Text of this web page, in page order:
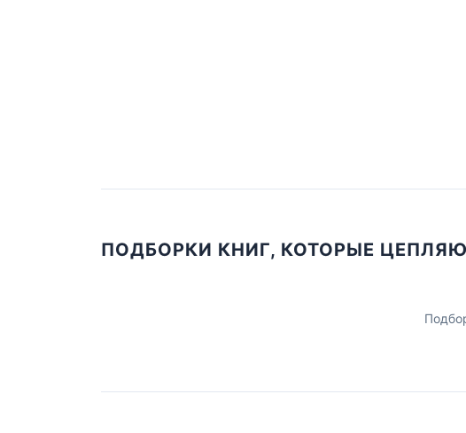
ПОДБОРКИ КНИГ, КОТОРЫЕ